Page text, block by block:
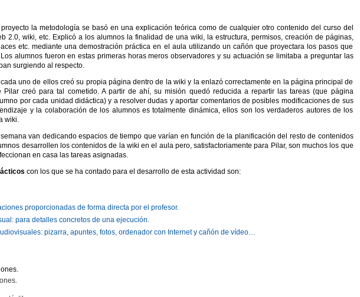
la metodología se basó en una explicación teórica como de cualquier otro contenido del curso del
2.0, wiki, etc. Explicó a los alumnos la finalidad de una wiki, la estructura, permisos, creación de páginas,
etc. mediante una demostración práctica en el aula utilizando un cañón que proyectara los pasos que
alumnos fueron en estas primeras horas meros observadores y su actuación se limitaba a preguntar las
surgiendo al respecto.
cada uno de ellos creó su propia página dentro de la wiki y la enlazó correctamente en la página principal de
Pilar creó para tal cometido. A partir de ahí, su misión quedó reducida a repartir las tareas (que página
por cada unidad didáctica) y a resolver dudas y aportar comentarios de posibles modificaciones de sus
y la colaboración de los alumnos es totalmente dinámica, ellos son los verdaderos autores de los
wiki.
van dedicando espacios de tiempo que varían en función de la planificación del resto de contenidos
desarrollen los contenidos de la wiki en el aula pero, satisfactoriamente para Pilar, son muchos los que
en casa las tareas asignadas.
con los que se ha contado para el desarrollo de esta actividad son:
proporcionadas de forma directa por el profesor.
para detalles concretos de una ejecución.
pizarra, apuntes, fotos, ordenador con Internet y cañón de vídeo…